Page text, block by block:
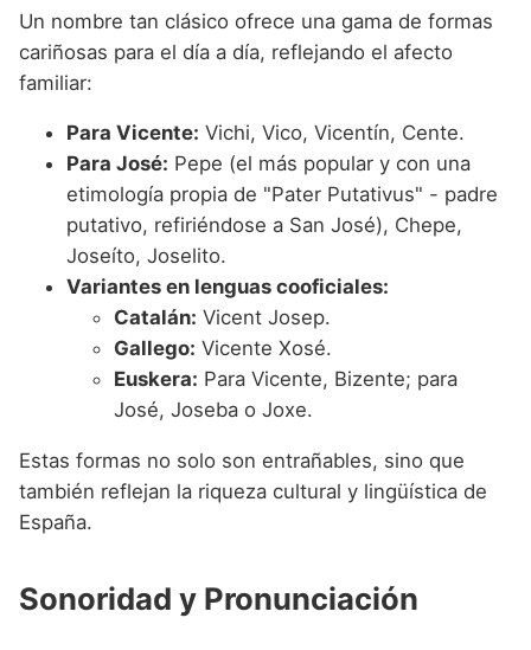
Un nombre tan clásico ofrece una gama de formas
cariñosas para el día a día, reflejando el afecto
familiar:
Para Vicente: Vichi, Vico, Vicentín, Cente.
Para José: Pepe (el más popular y con una
etimología propia de "Pater Putativus" - padre
putativo, refiriéndose a San José), Chepe,
Joseíto, Joselito.
Variantes en lenguas cooficiales:
Catalán: Vicent Josep.
Gallego: Vicente Xosé.
Euskera: Para Vicente, Bizente; para
José, Joseba o Joxe.
Estas formas no solo son entrañables, sino que
también reflejan la riqueza cultural y lingüística de
España.
Sonoridad y Pronunciación